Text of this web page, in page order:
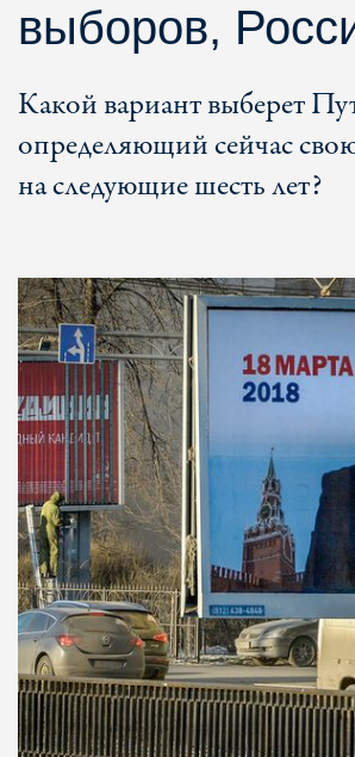
выборов,
Какой вариант выберет
определяющий сейчас
на следующие шесть лет?